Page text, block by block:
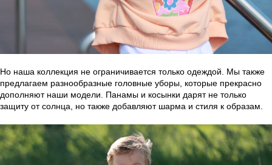
Но наша коллекция не ограничивается только одеждой. Мы также
предлагаем разнообразные головные уборы, которые прекрасно
дополняют наши модели. Панамы и косынки дарят не только
защиту от солнца, но также добавляют шарма и стиля к образам.